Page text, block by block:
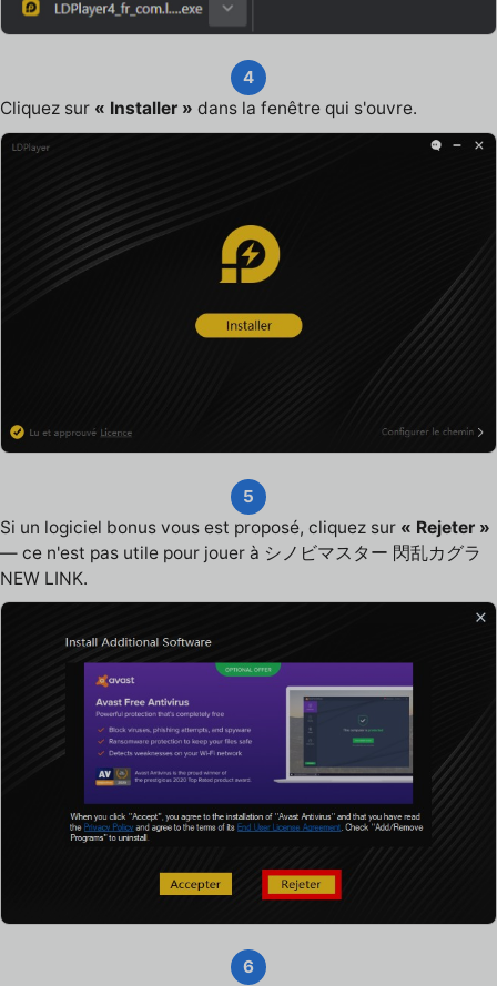
4
Cliquez sur « Installer » dans la fenêtre qui s'ouvre.
5
Si un logiciel bonus vous est proposé, cliquez sur « Rejeter »
— ce n'est pas utile pour jouer à シノビマスター 閃乱カグラ
NEW LINK.
6